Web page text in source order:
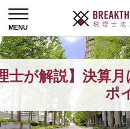
士が解説】決算
ポ